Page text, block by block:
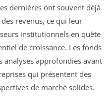
dernières ont souvent déjà
revenus, ce qui leur
institutionnels en quête
de croissance. Les fonds
analyses approfondies avant
qui présentent des
de marché solides.